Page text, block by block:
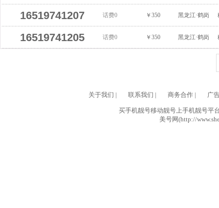
16519741207 话费0 ￥350 黑龙江·鹤岗
16519741205 话费0 ￥350 黑龙江·鹤岗
关于我们 | 联系我们 | 商务合作| 广
买手机靓号移动靓号上手机靓号平
美号网(http://